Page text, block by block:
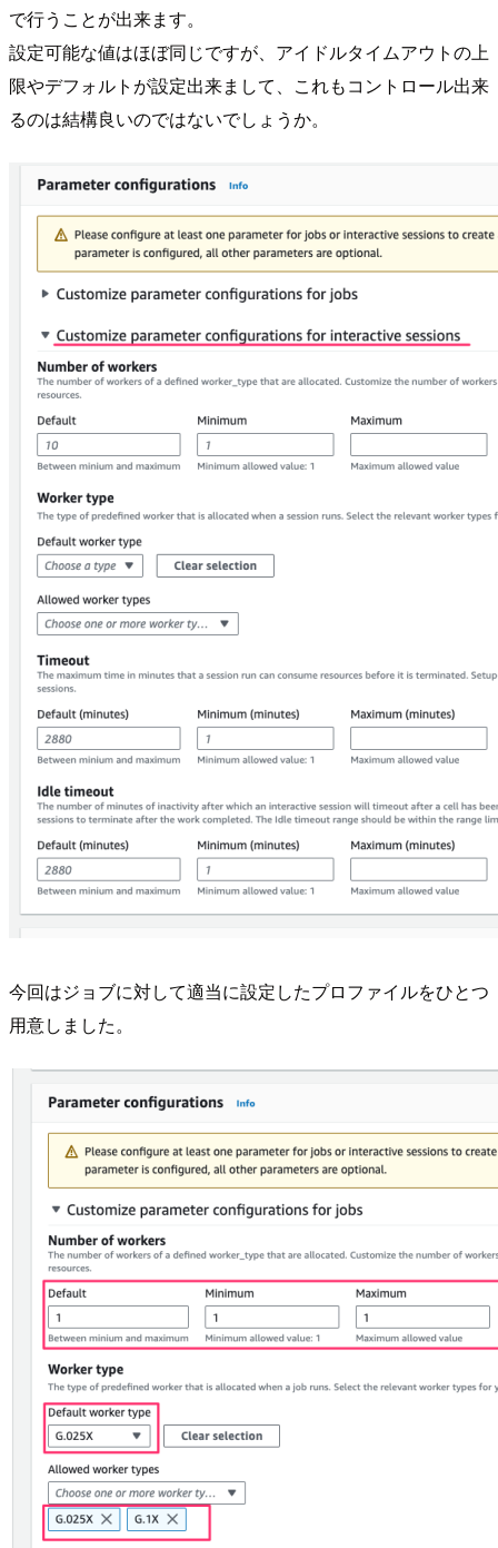
で行うことが出来ます。
設定可能な値はほぼ同じですが、アイドルタイムアウトの上
限やデフォルトが設定出来まして、これもコントロール出来
るのは結構良いのではないでしょうか。
今回はジョブに対して適当に設定したプロファイルをひとつ
用意しました。